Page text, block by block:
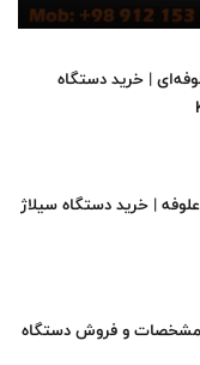
| خرید دستگاه
| خرید دستگاه سیلاژ
و فروش دستگاه